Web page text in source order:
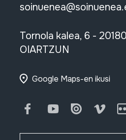
Tornola kalea, 6 - 20180
OIARTZUN
Google Maps-en ikusi
FacebookYoutubeIssuu